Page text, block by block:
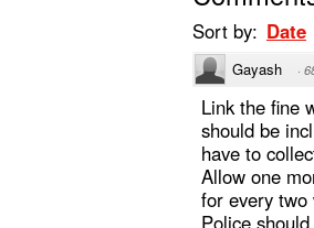
Sort by: Date
Gayash ·
Link the fine
should be
have to
Allow one
for every two
Police